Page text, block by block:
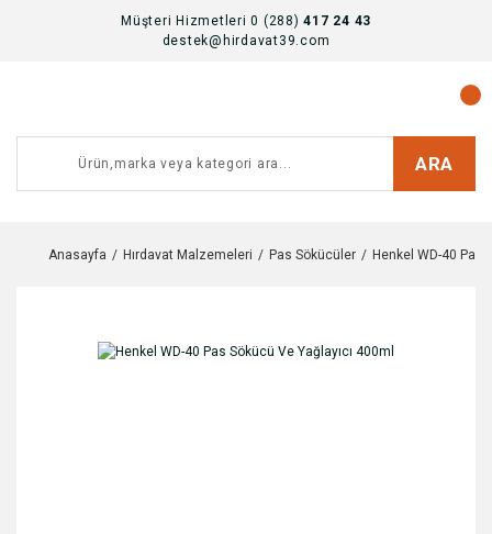
Müşteri Hizmetleri 0 (288)417 24 43
destek@hirdavat39.com
ARA
Anasayfa Hırdavat Malzemeleri Pas Sökücüler Henkel WD-40 Pas